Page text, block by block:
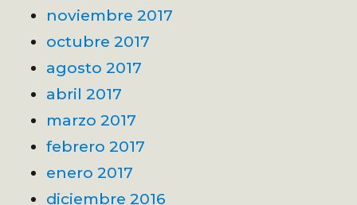
noviembre 2017
octubre 2017
agosto 2017
abril 2017
marzo 2017
febrero 2017
enero 2017
diciembre 2016